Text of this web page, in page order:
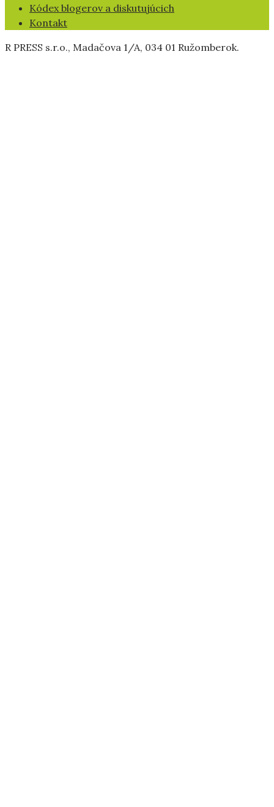
Kódex blogerov a diskutujúcich
Kontakt
R PRESS s.r.o., Madačova 1/A, 034 01 Ružomberok.